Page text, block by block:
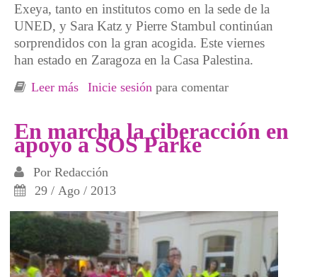
Exeya, tanto en institutos como en la sede de la
UNED, y Sara Katz y Pierre Stambul continúan
sorprendidos con la gran acogida. Este viernes
han estado en Zaragoza en la Casa Palestina.
Leer más sobre Familiares de supervivientes del
la amenaza del fascismo
Inicie sesión para comentar
En marcha la ciberacción en
apoyo a SOS Parke
Por Redacción
29 / Ago / 2013